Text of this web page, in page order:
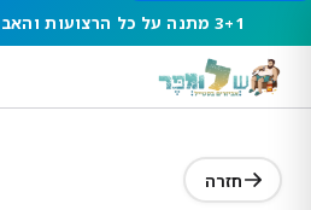
3+1 מתנה על כל הרצועות והאביזרים לשעונים חכמים
חזרה